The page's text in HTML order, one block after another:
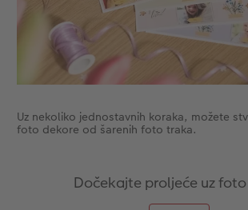
Uz nekoliko jednostavnih koraka, možete
foto dekore od šarenih foto traka.
Dočekajte proljeće uz